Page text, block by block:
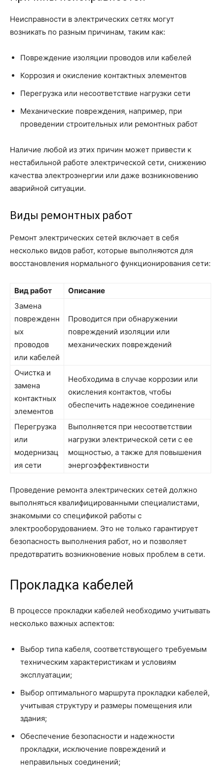
Неисправности в электрических сетях могут
возникать по разным причинам, таким как:
Повреждение изоляции проводов или кабелей
Коррозия и окисление контактных элементов
Перегрузка или несоответствие нагрузки сети
Механические повреждения, например, при
проведении строительных или ремонтных работ
Наличие любой из этих причин может привести к
нестабильной работе электрической сети, снижению
качества электроэнергии или даже возникновению
аварийной ситуации.
Виды ремонтных работ
Ремонт электрических сетей включает в себя
несколько видов работ, которые выполняются для
восстановления нормального функционирования сети:
Вид работ
Описание
Замена
поврежденн
ых
проводов
или кабелей
Проводится при обнаружении
повреждений изоляции или
механических повреждений
Очистка и
замена
контактных
элементов
Необходима в случае коррозии или
окисления контактов, чтобы
обеспечить надежное соединение
Перегрузка
или
модернизац
ия сети
Выполняется при несоответствии
нагрузки электрической сети с ее
мощностью, а также для повышения
энергоэффективности
Проведение ремонта электрических сетей должно
выполняться квалифицированными специалистами,
знакомыми со спецификой работы с
электрооборудованием. Это не только гарантирует
безопасность выполнения работ, но и позволяет
предотвратить возникновение новых проблем в сети.
Прокладка кабелей
В процессе прокладки кабелей необходимо учитывать
несколько важных аспектов:
Выбор типа кабеля, соответствующего требуемым
техническим характеристикам и условиям
эксплуатации;
Выбор оптимального маршрута прокладки кабелей,
учитывая структуру и размеры помещения или
здания;
Обеспечение безопасности и надежности
прокладки, исключение повреждений и
неправильных соединений;